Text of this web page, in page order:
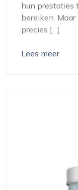
hun prestaties
bereiken.
precies […]
Lees meer